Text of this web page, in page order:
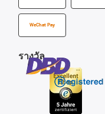
WeChat Pay
รางวัล